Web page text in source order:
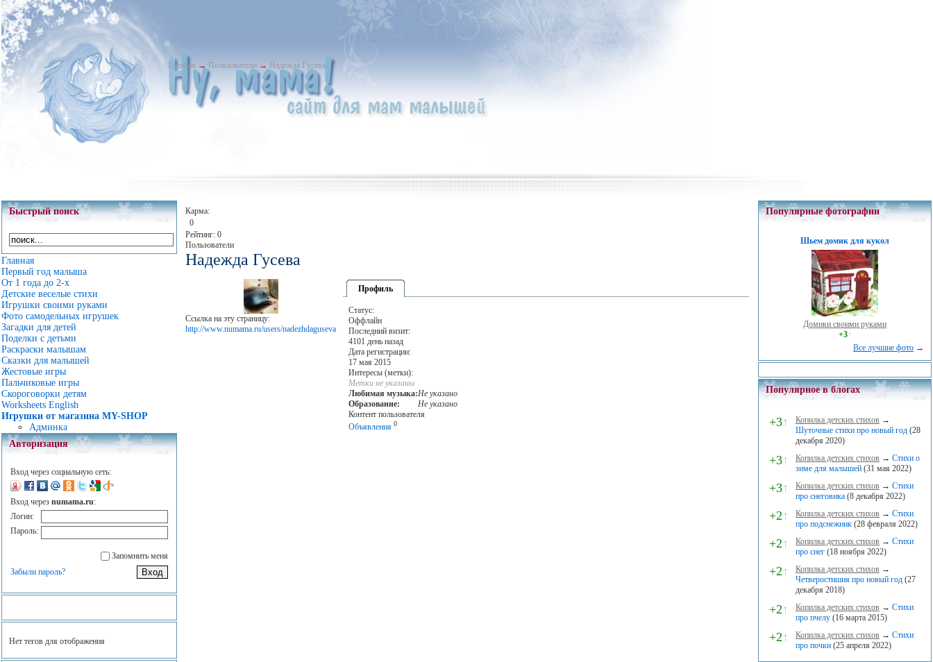
Главная → Пользователи → Надежда Гусева
Быстрый поиск
Главная
Первый год малыша
От 1 года до 2-х
Детские веселые стихи
Игрушки своими руками
Фото самодельных игрушек
Загадки для детей
Поделки с детьми
Раскраски малышам
Сказки для малышей
Жестовые игры
Пальчиковые игры
Скороговорки детям
Worksheets English
Игрушки от магазина MY-SHOP
Админка
Авторизация
Вход через социальную сеть:
Вход через numama.ru:
Логин:
Пароль:
Запомнить меня
Забыли пароль?
Нет тегов для отображения
Карма:
0
Рейтинг: 0
Пользователи
Надежда Гусева
Ссылка на эту страницу:
http://www.numama.ru/users/nadezhdaguseva
Профиль
Статус:
Оффлайн
Последний визит:
4101 день назад
Дата регистрации:
17 мая 2015
Интересы (метки):
Метки не указаны
Любимая музыка:Не указано
Образование:
Не указано
Контент пользователя
Объявления 0
Популярные фотографии
Шьем домик для кукол
Домики своими руками
+3↑
Все лучшие фото →
Популярное в блогах
+3↑ Копилка детских стихов →
Шуточные стихи про новый год (28
декабря 2020)
+3↑ Копилка детских стихов → Стихи о
зиме для малышей (31 мая 2022)
+3↑ Копилка детских стихов → Стихи
про снеговика (8 декабря 2022)
+2↑ Копилка детских стихов → Стихи
про подснежник (28 февраля 2022)
+2↑ Копилка детских стихов → Стихи
про снег (18 ноября 2022)
+2↑ Копилка детских стихов →
Четверостишия про новый год (27
декабря 2018)
+2↑ Копилка детских стихов → Стихи
про пчелу (16 марта 2015)
+2↑ Копилка детских стихов → Стихи
про почки (25 апреля 2022)